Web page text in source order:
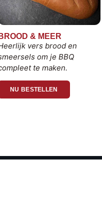
& MEER
vers brood en
om je BBQ
te maken.
NU BESTELLEN